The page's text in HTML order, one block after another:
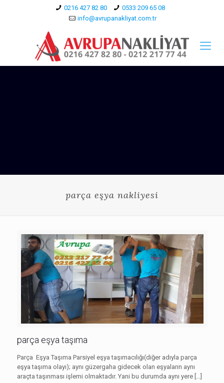
0216 427 82 80
0533 209 65 08
info@avrupanakliyat.com.tr
parça eşya nakliyesi
parça eşya taşıma
Parça Eşya Taşıma Parsiyel eşya taşımacılığı(diğer adıyla parça
eşya taşıma olayı); aynı güzergaha gidecek olan eşyaların aynı
araçta taşınması işlemi olmaktadır. Yani bu durumda aynı yere[…]